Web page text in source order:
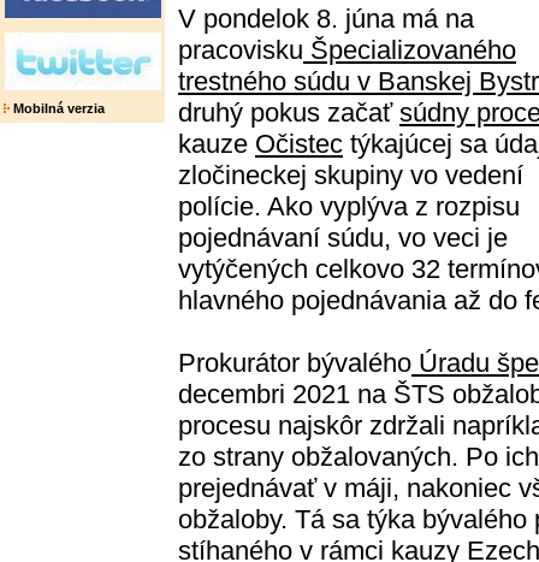
Mobilná verzia
V pondelok 8. júna má na
pracovisku Špecializovaného
trestného súdu v Banskej
druhý pokus začať súdny
kauze Očistec týkajúcej sa
zločineckej skupiny vo vedení
polície. Ako vyplýva z rozpisu
pojednávaní súdu, vo veci je
vytýčených celkovo 32
hlavného pojednávania až do
Prokurátor bývalého Úradu
decembri 2021 na ŠTS
procesu najskôr zdržali
zo strany obžalovaných. Po
prejednávať v máji, nakoniec
obžaloby. Tá sa týka
stíhaného v rámci kauzy